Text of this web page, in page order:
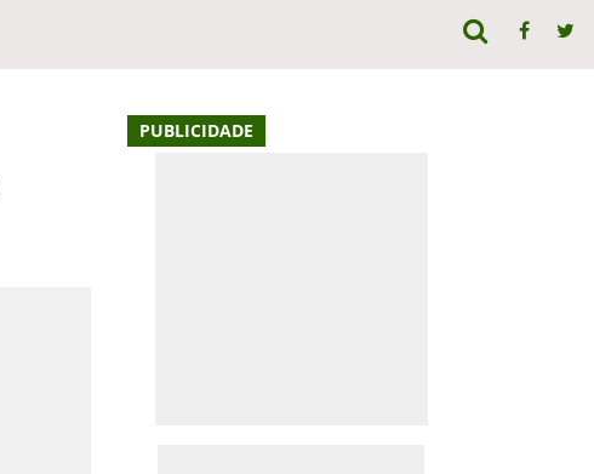
PUBLICIDADE